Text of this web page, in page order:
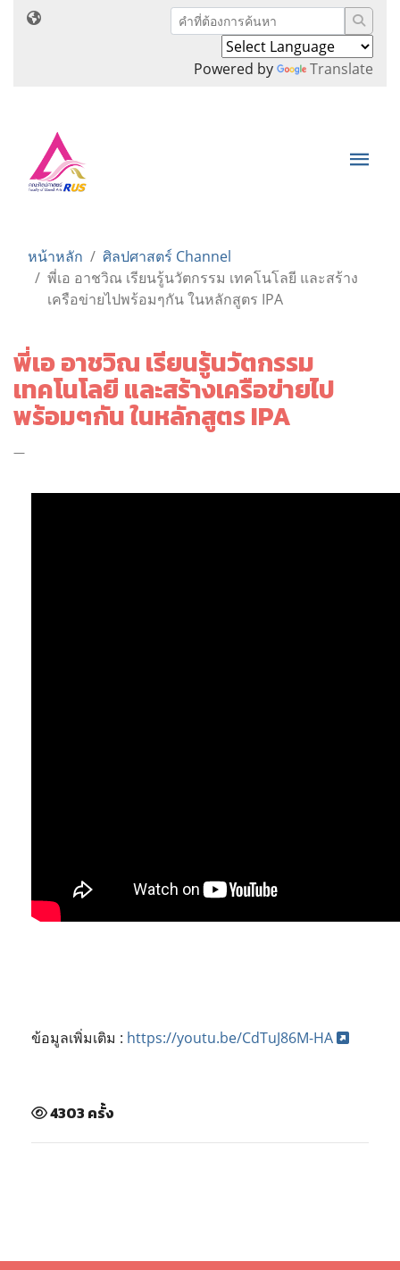
Powered by Translate
หน้าหลัก
ศิลปศาสตร์ Channel
พี่เอ อาชวิณ เรียนรู้นวัตกรรม เทคโนโลยี และสร้าง
เครือข่ายไปพร้อมๆกัน ในหลักสูตร IPA
พี่เอ อาชวิณ เรียนรู้นวัตกรรม
เทคโนโลยี และสร้างเครือข่ายไป
พร้อมๆกัน ในหลักสูตร IPA
ข้อมูลเพิ่มเติม : https://youtu.be/CdTuJ86M-HA
4303 ครั้ง